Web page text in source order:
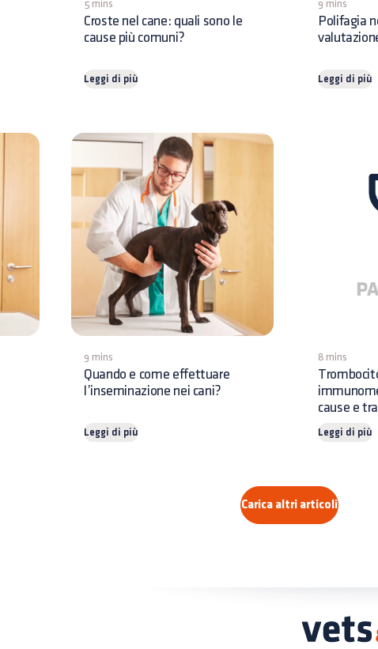
5 mins
Croste nel cane: quali sono le
cause più comuni?
Leggi di più
9 mins
Polifagia
Leggi di più
9 mins
Quando e come effettuare
l’inseminazione nei cani?
Leggi di più
8 mins
cause e
Leggi di più
Carica altri articoli